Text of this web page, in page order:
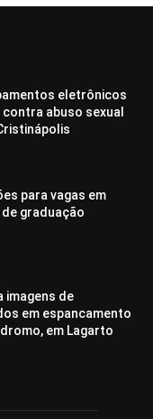
eletrônicos
abuso sexual
para vagas em
graduação
imagens de
em espancamento
em Lagarto